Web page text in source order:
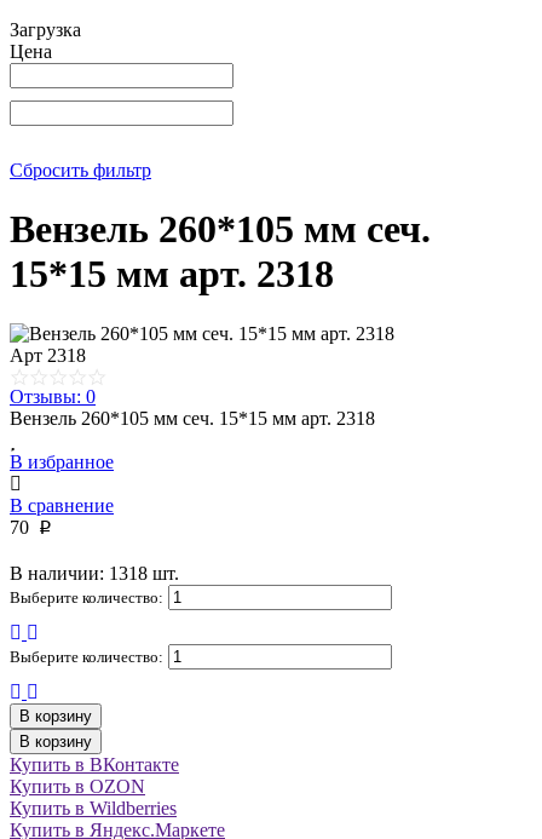
Загрузка
Цена
Сбросить фильтр
Вензель 260*105 мм сеч.
15*15 мм арт. 2318
Арт 2318
Отзывы: 0
Вензель 260*105 мм сеч. 15*15 мм арт. 2318
В избранное
В сравнение
70 p
В наличии: 1318 шт.
Выберите количество:
Выберите количество:
В корзину
В корзину
Купить в ВКонтакте
Купить в OZON
Купить в Wildberries
Купить в Яндекс.Маркете